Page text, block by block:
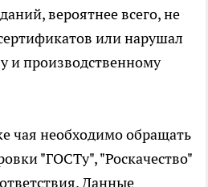
вероятнее всего, не
или нарушал
и производственному
чая необходимо обращать
"ГОСТу", "Роскачество"
Данные